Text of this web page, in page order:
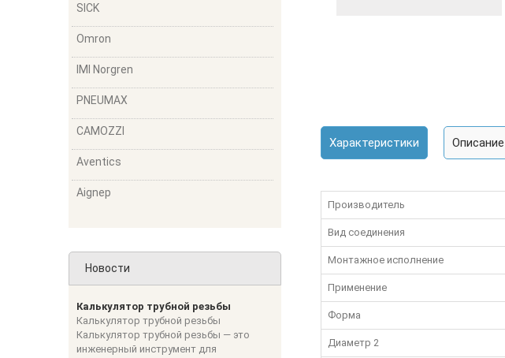
SICK
Omron
IMI Norgren
PNEUMAX
CAMOZZI
Aventics
Aignep
Новости
Калькулятор трубной резьбы
Калькулятор трубной резьбы
Калькулятор трубной резьбы — это
инженерный инструмент для
Характеристики Описание
Производитель
Вид соединения
Монтажное исполнение
Применение
Форма
Диаметр 2